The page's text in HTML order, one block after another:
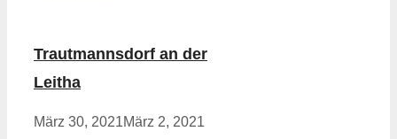
Trautmannsdorf an der
Leitha
März 30, 2021März 2, 2021